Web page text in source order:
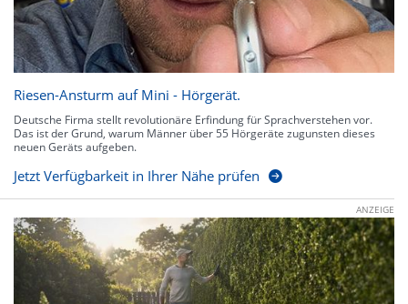
Riesen-Ansturm auf Mini - Hörgerät.
Deutsche Firma stellt revolutionäre Erfindung für Sprachverstehen vor.
Das ist der Grund, warum Männer über 55 Hörgeräte zugunsten dieses
neuen Geräts aufgeben.
Jetzt Verfügbarkeit in Ihrer Nähe prüfen
ANZEIGE